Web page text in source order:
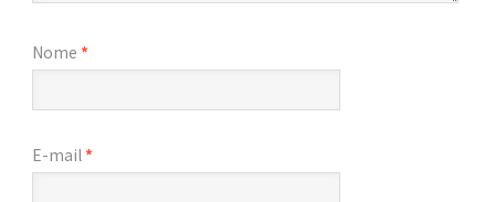
Nome *
E-mail *